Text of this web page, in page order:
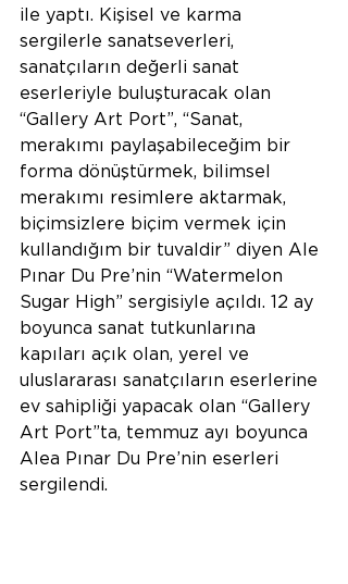
ile yaptı. Kişisel ve karma
sergilerle sanatseverleri,
sanatçıların değerli sanat
eserleriyle buluşturacak olan
“Gallery Art Port”, “Sanat,
merakımı paylaşabileceğim bir
forma dönüştürmek, bilimsel
merakımı resimlere aktarmak,
biçimsizlere biçim vermek için
kullandığım bir tuvaldir” diyen Ale
Pınar Du Pre’nin “Watermelon
Sugar High” sergisiyle açıldı. 12 ay
boyunca sanat tutkunlarına
kapıları açık olan, yerel ve
uluslararası sanatçıların eserlerine
ev sahipliği yapacak olan “Gallery
Art Port”ta, temmuz ayı boyunca
Alea Pınar Du Pre’nin eserleri
sergilendi.